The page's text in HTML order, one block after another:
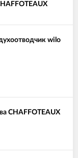
wilo
CHAFFOTEAUX